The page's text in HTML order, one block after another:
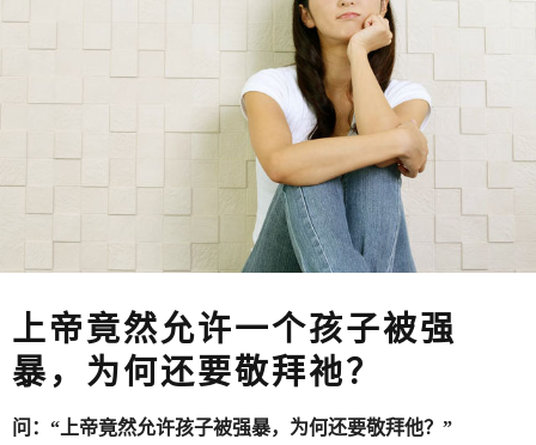
上帝竟然允许一个孩子被强
暴，为何还要敬拜祂？
问：“上帝竟然允许孩子被强暴，为何还要敬拜他？”